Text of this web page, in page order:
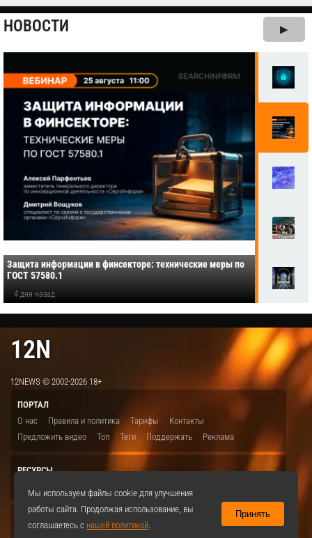
НОВОСТИ ▶
Защита информации в финсекторе: технические меры по
ГОСТ 57580.1
4 дня назад
12N
12NEWS © 2002-2026 18+
ПОРТАЛ
О нас
Правила и политика Тарифы
Контакты
Предложить видео
Топ Теги Поддержать Реклама
РЕСУРСЫ
Мы используем файлы cookie для улучшения
работы сайта. Продолжая использование, вы
соглашаетесь с нашей политикой.
Принять